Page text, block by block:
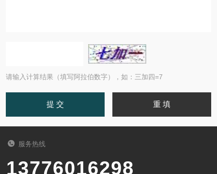
请输入计算结果（填写阿拉伯数字），如：三加四=7
服务热线
13776016298